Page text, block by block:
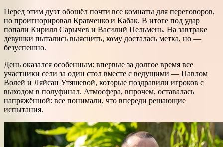
Перед этим дуэт обошёл почти все комнаты для переговоров,
но проигнорировал Кравченко и Кабак. В итоге под удар
попали Кирилл Сарычев и Василий Пельмень. На завтраке
девушки пытались выяснить, кому досталась метка, но —
безуспешно.
День оказался особенным: впервые за долгое время все
участники сели за один стол вместе с ведущими — Павлом
Волей и Ляйсан Утяшевой, которые поздравили игроков с
выходом в полуфинал. Атмосфера, впрочем, оставалась
напряжённой: все понимали, что впереди решающие
испытания.